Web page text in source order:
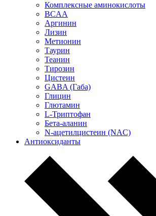
Комплексные аминокислоты
BCAA
Аргинин
Лизин
Метионин
Таурин
Теанин
Тирозин
Цистеин
GABA (Габа)
Глицин
Глютамин
L-Триптофан
Бета-аланин
N-ацетилцистеин (NAC)
Антиоксиданты